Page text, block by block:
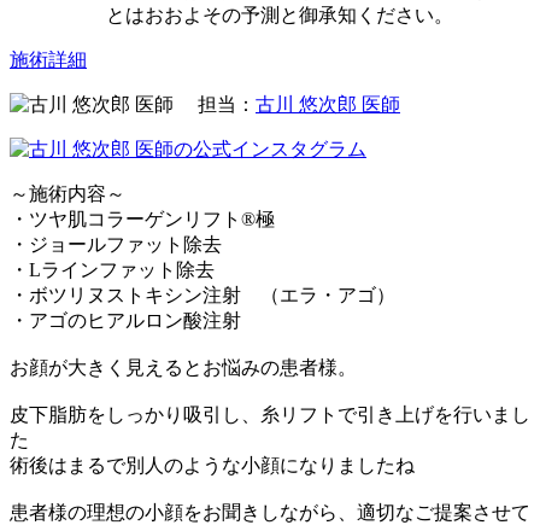
とはおおよその予測と御承知ください。
施術詳細
担当： 古川 悠次郎 医師
～施術内容～
・ツヤ肌コラーゲンリフト®極
・ジョールファット除去
・Lラインファット除去
・ボツリヌストキシン注射 （エラ・アゴ）
・アゴのヒアルロン酸注射
お顔が大きく見えるとお悩みの患者様。
皮下脂肪をしっかり吸引し、糸リフトで引き上げを行いまし
た
術後はまるで別人のような小顔になりましたね
患者様の理想の小顔をお聞きしながら、適切なご提案させて